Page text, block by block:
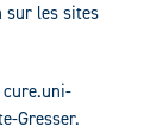
sur les sites
cure.uni-
Gresser.